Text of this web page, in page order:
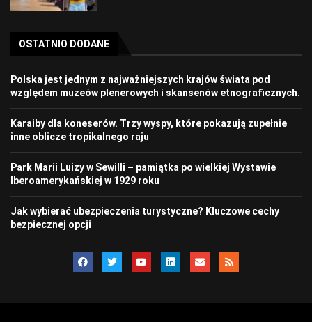
OSTATNIO DODANE
Polska jest jednym z najważniejszych krajów świata pod
względem muzeów plenerowych i skansenów etnograficznych.
Karaiby dla koneserów. Trzy wyspy, które pokazują zupełnie
inne oblicze tropikalnego raju
Park Marii Luizy w Sewilli – pamiątka po wielkiej Wystawie
Iberoamerykańskiej w 1929 roku
Jak wybierać ubezpieczenia turystyczne? Kluczowe cechy
bezpiecznej opcji